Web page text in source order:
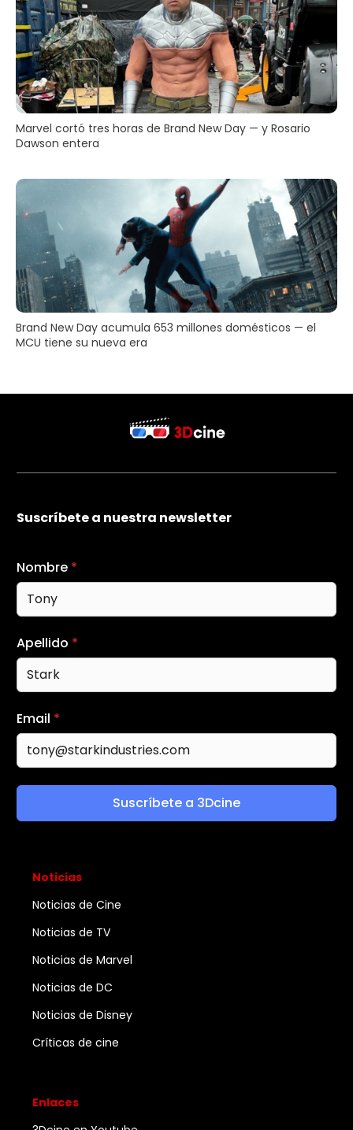
Marvel cortó tres horas de Brand New Day — y Rosario
Dawson entera
Brand New Day acumula 653 millones domésticos — el
MCU tiene su nueva era
Suscríbete a nuestra newsletter
Nombre *
Apellido *
Email *
Suscríbete a 3Dcine
Noticias
Noticias de Cine
Noticias de TV
Noticias de Marvel
Noticias de DC
Noticias de Disney
Críticas de cine
Enlaces